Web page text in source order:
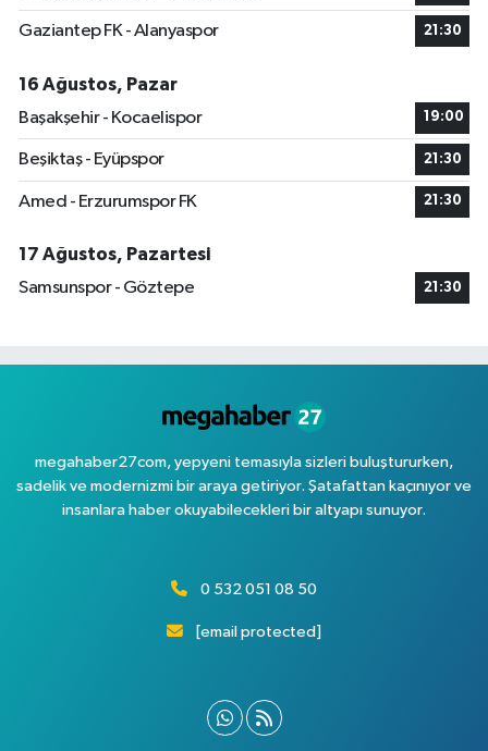
Gaziantep FK - Alanyaspor 21:30
16 Ağustos, Pazar
Başakşehir - Kocaelispor
19:00
Beşiktaş - Eyüpspor 21:30
Amed - Erzurumspor FK 21:30
17 Ağustos, Pazartesi
Samsunspor - Göztepe
21:30
megahaber27com, yepyeni temasıyla sizleri buluştururken,
sadelik ve modernizmi bir araya getiriyor. Şatafattan kaçınıyor ve
insanlara haber okuyabilecekleri bir altyapı sunuyor.
0 532 051 08 50
[email protected]